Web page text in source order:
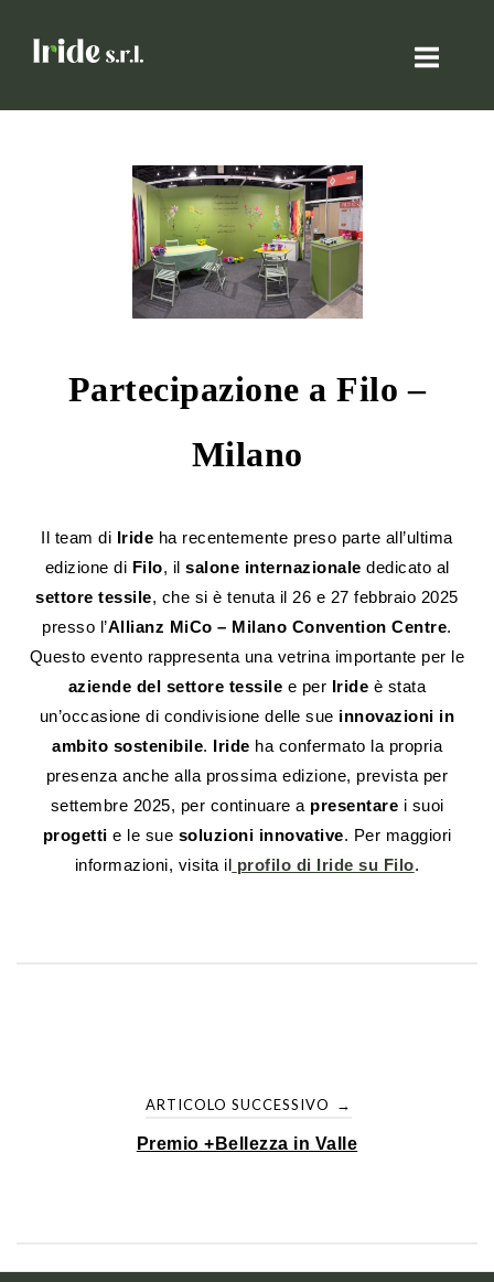
Partecipazione a Filo –
Milano
Il team di Iride ha recentemente preso parte all’ultima
edizione di Filo, il salone internazionale dedicato al
settore tessile, che si è tenuta il 26 e 27 febbraio 2025
presso l’Allianz MiCo – Milano Convention Centre.
Questo evento rappresenta una vetrina importante per le
aziende del settore tessile e per Iride è stata
un’occasione di condivisione delle sue innovazioni in
ambito sostenibile. Iride ha confermato la propria
presenza anche alla prossima edizione, prevista per
settembre 2025, per continuare a presentare i suoi
progetti e le sue soluzioni innovative. Per maggiori
informazioni, visita il profilo di Iride su Filo.
ARTICOLO SUCCESSIVO →
Premio +Bellezza in Valle